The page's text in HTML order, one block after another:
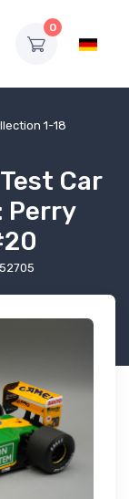
0
1-18
Car
Perry